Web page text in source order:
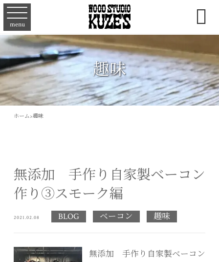
menu 
趣味
ホーム>趣味
無添加 手作り自家製ベーコン
作り③スモーク編
2021.02.08 BLOG ベーコン 趣味
無添加 手作り自家製ベーコン